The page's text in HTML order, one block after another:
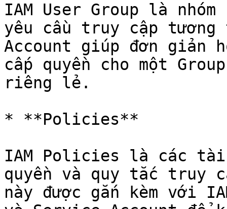
IAM User Group là
yêu cầu truy cập tương
Account giúp đơn giản
cấp quyền cho một
riêng lẻ.
* **Policies**
IAM Policies là các tài
quyền và quy tắc truy
này được gắn kèm với